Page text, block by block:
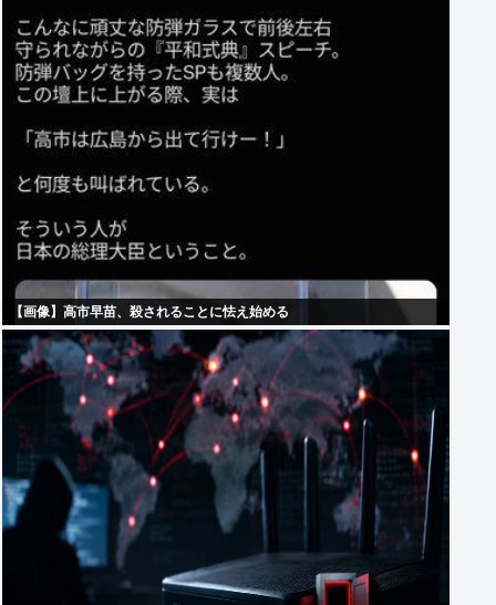
【画像】高市早苗、殺されることに怯え始める